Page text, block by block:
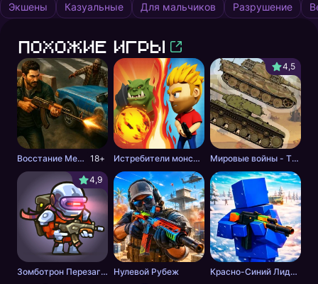
Экшены Казуальные Для мальчиков Разрушение
Похожие игры
Восстание Мертвецов 18+ Истребители монстров
4,5
Мировые войны - Tанки
4,9
Зомботрон Перезагрузка Нулевой Рубеж Красно-Синий Лидер 2